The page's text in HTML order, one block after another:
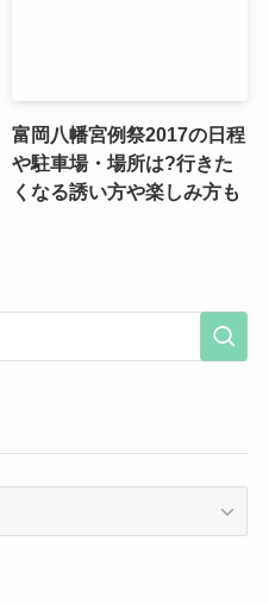
富岡八幡宮例祭2017の日程
や駐車場・場所は?行きた
くなる誘い方や楽しみ方も